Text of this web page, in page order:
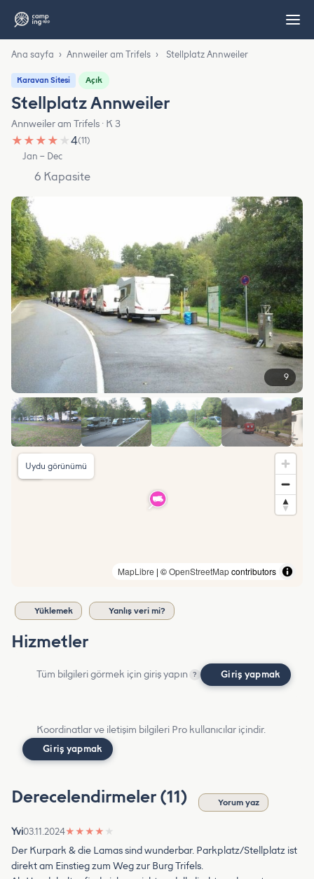
Ana sayfa › Annweiler am Trifels › Stellplatz Annweiler
Karavan Sitesi Açık
Stellplatz Annweiler
Annweiler am Trifels · K 3
★ ★ ★ ★ ★4(11)
Jan – Dec
6 Kapasite
9
MapLibre | ©OpenStreetMapcontributors
Uydu görünümü
Yüklemek Yanlış veri mi?
Hizmetler
Tüm bilgileri görmek için giriş yapın ? Giriş yapmak
Koordinatlar ve iletişim bilgileri Pro kullanıcılar içindir.
Giriş yapmak
Derecelendirmeler (11) Yorum yaz
Yvi03.11.2024★ ★ ★ ★ ★
Der Kurpark & die Lamas sind wunderbar. Parkplatz/Stellplatz ist
direkt am Einstieg zum Weg zur Burg Trifels.